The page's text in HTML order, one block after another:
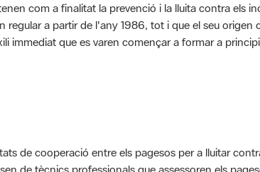
com a finalitat la prevenció i la lluita contra els
regular a partir de l'any 1986, tot i que el seu origen
immediat que es varen començar a formar a
de cooperació entre els pagesos per a lluitar